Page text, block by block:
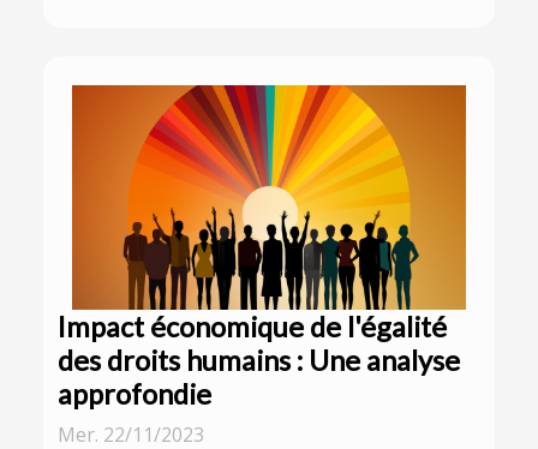
Impact économique de l'égalité
des droits humains : Une analyse
approfondie
Mer. 22/11/2023